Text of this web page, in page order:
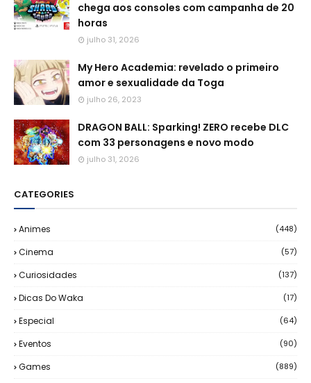
chega aos consoles com campanha de 20
horas
julho 31, 2026
My Hero Academia: revelado o primeiro
amor e sexualidade da Toga
julho 26, 2023
DRAGON BALL: Sparking! ZERO recebe DLC
com 33 personagens e novo modo
julho 31, 2026
CATEGORIES
Animes (448)
Cinema (57)
Curiosidades (137)
Dicas Do Waka (17)
Especial (64)
Eventos (90)
Games (889)